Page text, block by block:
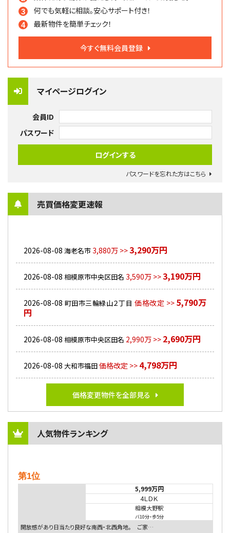
何でも気軽に相談。安心サポート付き！
最新物件を簡単チェック！
今すぐ無料会員登録
マイページログイン
会員ID
パスワード
パスワードを忘れた方はこちら
売買価格変更速報
2026-08-08 海老名市3,880万 >>3,290万円
2026-08-08 相模原市中央区田名 3,590万 >>3,190万円
2026-08-08 町田市三輪緑山２丁目 価格改定 >> 5,790万
円
2026-08-08 相模原市中央区田名 2,990万 >> 2,690万円
2026-08-08 大和市福田価格改定 >> 4,798万円
価格変更物件を全部見る
人気物件ランキング
第1位
5,999万円
4ＬＤＫ
相模大野駅
バ10分・歩5分
開放感があり日当たり良好な南西・北西角地。 ご家…